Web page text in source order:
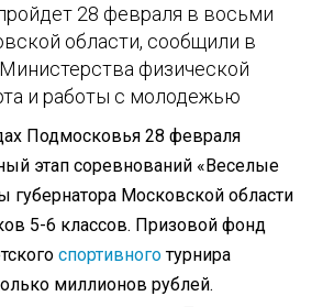
28 февраля в восьми
области, сообщили в
физической
и работы с молодежью
Подмосковья 28 февраля
этап соревнований «Веселые
губернатора Московской области
5-6 классов. Призовой фонд
спортивноготурнира
миллионов рублей.